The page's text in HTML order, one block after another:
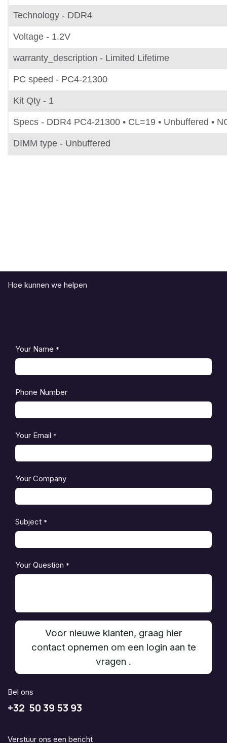
Technology - DDR4
Voltage - 1.2V
warranty_description - Limited Lifetime
PC speed - PC4-21300
Kit Qty - 1
Specs - DDR4 PC4-21300 • CL=19 • Unbuffered •
DIMM type - Unbuffered
Hoe kunnen we helpen
Your Name *
Phone Number
Your Email *
Your Company
Subject *
Your Question *
Voor nieuwe klanten, graag hier
contact opnemen om een login aan te
vragen .
Bel ons
+32 50 39 53 93
Verstuur ons een bericht